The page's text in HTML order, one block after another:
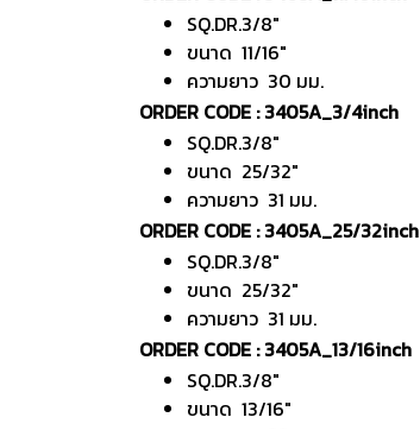
SQ.DR.3/8"
ขนาด 11/16"
ความยาว 30 มม.
ORDER CODE : 3405A_3/4inch
SQ.DR.3/8"
ขนาด 25/32"
ความยาว 31 มม.
ORDER CODE : 3405A_25/32inch
SQ.DR.3/8"
ขนาด 25/32"
ความยาว 31 มม.
ORDER CODE : 3405A_13/16inch
SQ.DR.3/8"
ขนาด 13/16"